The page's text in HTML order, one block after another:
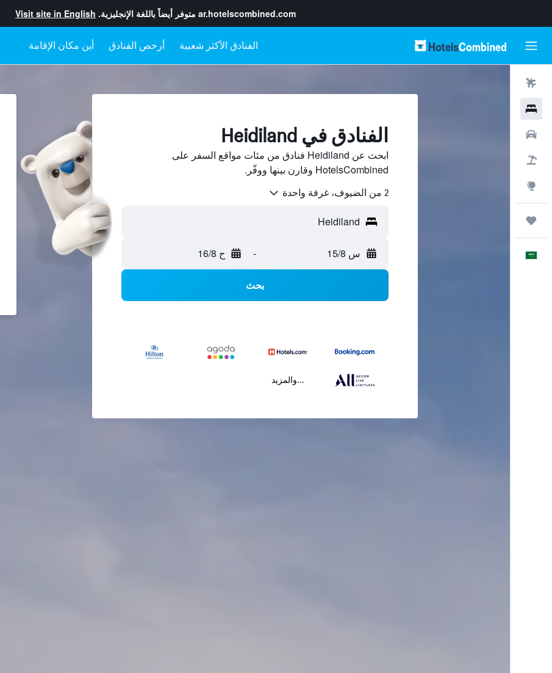
ar.hotelscombined.com متوفر أيضاً باللغة الإنجليزية. Visit site in English
أرخص الفنادق أين مكان الإقامة
الفنادق في Heidiland
ابحث عن Heidiland فنادق من مئات مواقع السفر على
HotelsCombined وقارن بينها ووفّر.
2 من الضيوف، غرفة واحدة
س 15/8 - ح 16/8
بحث
...والمزيد